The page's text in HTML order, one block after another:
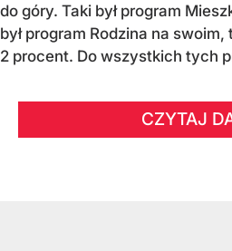
do góry. Taki był program
był program Rodzina na
2 procent. Do wszystkich tych
CZYTAJ